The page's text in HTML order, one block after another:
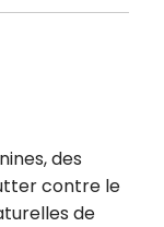
des
contre le
de